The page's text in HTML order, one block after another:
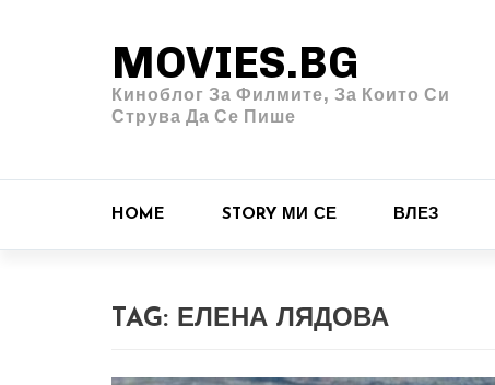
MOVIES.BG
Киноблог За Филмите, За Които Си
Струва Да Се Пише
HOME STORY МИ СЕ ВЛЕЗ
TAG: ЕЛЕНА ЛЯДОВА